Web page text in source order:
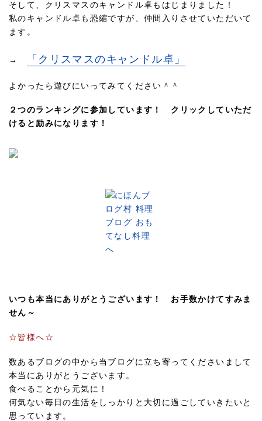
そして、クリスマスのキャンドル卓もはじまりました！
私のキャンドル卓も恐縮ですが、仲間入りさせていただいて
ます。
→ 「クリスマスのキャンドル卓」
よかったら遊びにいってみてください＾＾
２つのランキングに参加しています！ クリックしていただ
けると励みになります！
いつも本当にありがとうございます！ お手数かけてすみま
せん～
☆皆様へ☆
数あるブログの中から当ブログに立ち寄ってくださいまして
本当にありがとうございます。
食べることから元気に！
何気ない毎日の生活をしっかりと大切に過ごしていきたいと
思っています。